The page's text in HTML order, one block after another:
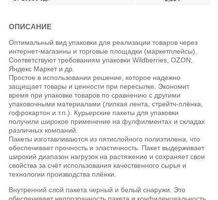
ОПИСАНИЕ
Оптимальный вид упаковки для реализации товаров через
интернет-магазины и торговые площадки (маркетплейсы).
Соответствуют требованиям упаковки Wildberries, OZON,
Яндекс Маркет и др.
Простое в использовании решение, которое надежно
защищает товары и ценности при пересылке. Экономит
время при упаковке товаров по сравнению с другими
упаковочными материалами (липкая лента, стрейтч-плёнка,
гофрокартон и т.п.). Курьерские пакеты для упаковки
получили широкое применение на фулфилментах и складах
различных компаний.
Пакеты изготавливаются из пятислойного полиэтилена, что
обеспечивает прочность и эластичность. Пакет выдерживает
широкий диапазон нагрузок на растяжение и сохраняет свои
свойства за счёт использования качественного сырья и
технологии производства плёнки.
Внутренний слой пакета черный и белый снаружи. Это
обеспечивает непрозрачность пакета и конфиденциальность